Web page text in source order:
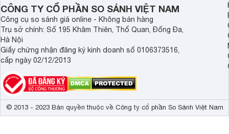
CÔNG TY CỔ PHẦN SO SÁNH VIỆT NAM
Công cụ so sánh giá online - Không bán hàng
Trụ sở chính: Số 195 Khâm Thiên, Thổ Quan, Đống Đa,
Hà Nội
Giấy chứng nhận đăng ký kinh doanh số 0106373516,
cấp ngày 02/12/2013
© 2013 - 2023 Bản quyền thuộc về Công ty cổ phần So Sánh Việt Nam